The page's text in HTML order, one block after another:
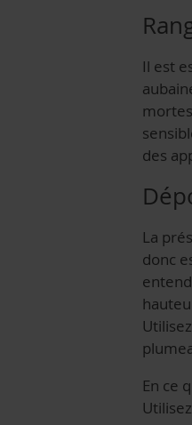
Il est
des
La
donc
En ce